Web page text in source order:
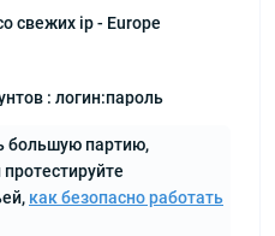
свежих ip - Europe
: логин:пароль
большую партию,
как безопасно работать